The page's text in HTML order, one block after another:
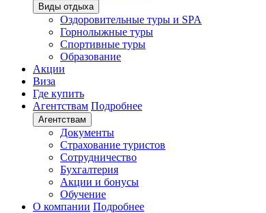
Виды отдыха
Оздоровительные туры и SPA
Горнолыжные туры
Спортивные туры
Образование
Акции
Виза
Где купить
Агентствам Подробнее
Агентствам
Документы
Страхование туристов
Сотрудничество
Бухгалтерия
Акции и бонусы
Обучение
О компании Подробнее